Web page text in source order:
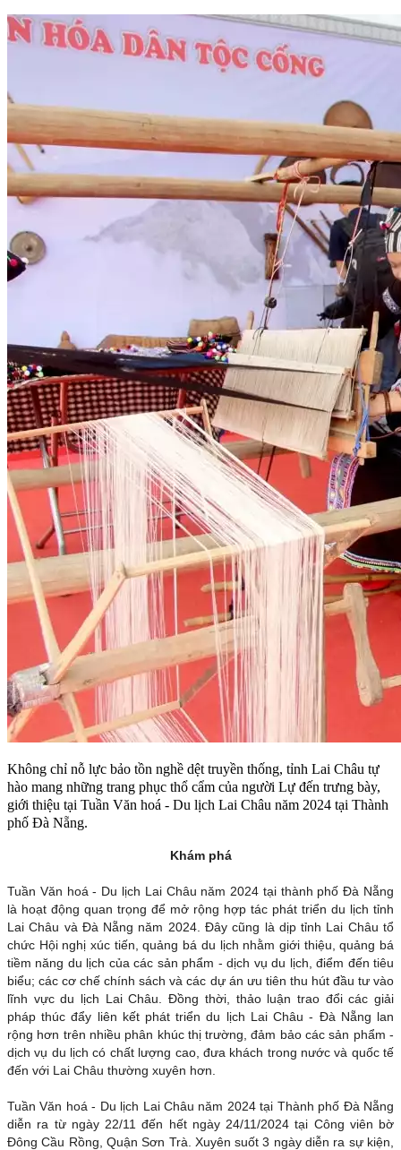
Không chỉ nỗ lực bảo tồn nghề dệt truyền thống, tỉnh Lai Châu tự
hào mang những trang phục thổ cẩm của người Lự đến trưng bày,
giới thiệu tại Tuần Văn hoá - Du lịch Lai Châu năm 2024 tại Thành
phố Đà Nẵng.
Khám phá
Tuần Văn hoá - Du lịch Lai Châu năm 2024 tại thành phố Đà Nẵng
là hoạt động quan trọng để mở rộng hợp tác phát triển du lịch tỉnh
Lai Châu và Đà Nẵng năm 2024. Đây cũng là dịp tỉnh Lai Châu tổ
chức Hội nghị xúc tiến, quảng bá du lịch nhằm giới thiệu, quảng bá
tiềm năng du lịch của các sản phẩm - dịch vụ du lịch, điểm đến tiêu
biểu; các cơ chế chính sách và các dự án ưu tiên thu hút đầu tư vào
lĩnh vực du lịch Lai Châu. Đồng thời, thảo luận trao đổi các giải
pháp thúc đẩy liên kết phát triển du lịch Lai Châu - Đà Nẵng lan
rộng hơn trên nhiều phân khúc thị trường, đảm bảo các sản phẩm -
dịch vụ du lịch có chất lượng cao, đưa khách trong nước và quốc tế
đến với Lai Châu thường xuyên hơn.
Tuần Văn hoá - Du lịch Lai Châu năm 2024 tại Thành phố Đà Nẵng
diễn ra từ ngày 22/11 đến hết ngày 24/11/2024 tại Công viên bờ
Đông Cầu Rồng, Quận Sơn Trà. Xuyên suốt 3 ngày diễn ra sự kiện,